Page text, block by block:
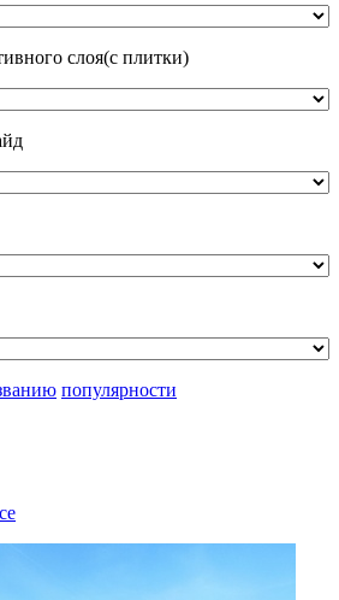
слоя(с плитки)
популярности